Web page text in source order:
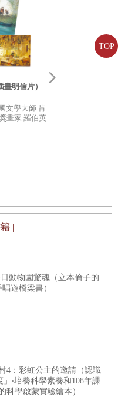
TOP
明信片）
文學大師 肯
畫家 羅伯英
|
動物園驚魂（立本倫子的
遊橋梁書）
4：彩虹公主的邀請（認識
‧培養科學素養和108年課
科學啟蒙實驗繪本）